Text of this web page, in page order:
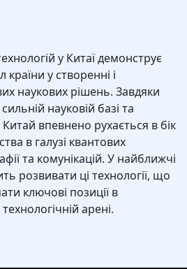
у Китаї демонструє
у створенні і
наукових рішень. Завдяки
науковій базі та
впевнено рухається в бік
в галузі квантових
та комунікацій. У найближчі
розвивати ці технології, що
ключові позиції в
арені.